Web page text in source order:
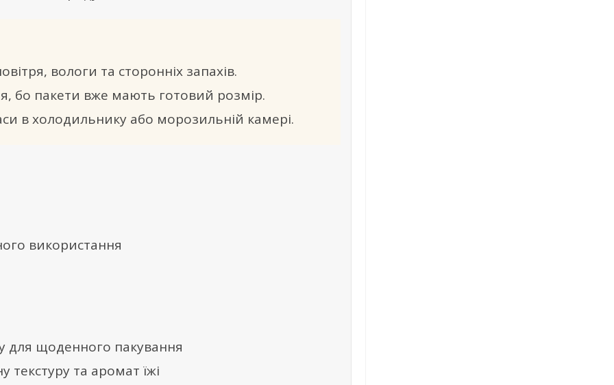
вологи та сторонніх запахів.
бо пакети вже мають готовий розмір.
в холодильнику або морозильній камері.
використання
для щоденного пакування
та аромат їжі